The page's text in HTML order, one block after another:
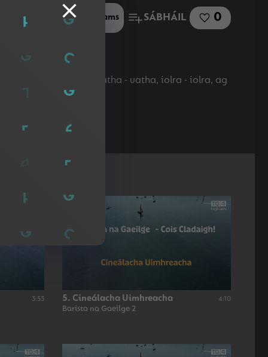
Roinn le Microsoft Teams SÁBHÁIL 0
Barista an riail uatha - uatha, iolra - iolra, ag
3:53 5. Cineálacha Uimhreacha
Barista na Gaeilge 2
4:10